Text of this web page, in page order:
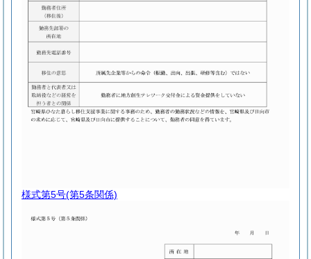
様式第5号(第5条関係)